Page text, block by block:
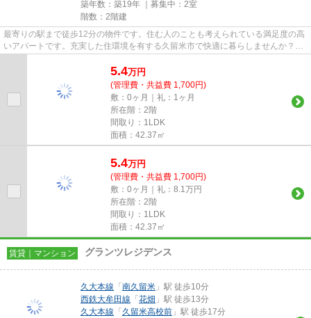
築年数：築19年 ｜募集中： 2室
階数：2階建
最寄りの駅まで徒歩12分の物件です。住む人のことも考えられている満足度の高
いアパートです。充実した住環境を有する久留米市で快適に暮らしませんか？当
社オススメの賃貸物件が豊富...
5.4万円
(管理費・共益費 1,700円)
敷：0ヶ月｜礼：1ヶ月
所在階：2階
間取り：1LDK
面積：42.37㎡
5.4万円
(管理費・共益費 1,700円)
敷：0ヶ月｜礼：8.1万円
所在階：2階
間取り：1LDK
面積：42.37㎡
賃貸｜マンション グランツレジデンス
久大本線 「南久留米 」駅 徒歩10分
西鉄大牟田線 「花畑 」駅 徒歩13分
久大本線 「久留米高校前 」駅 徒歩17分